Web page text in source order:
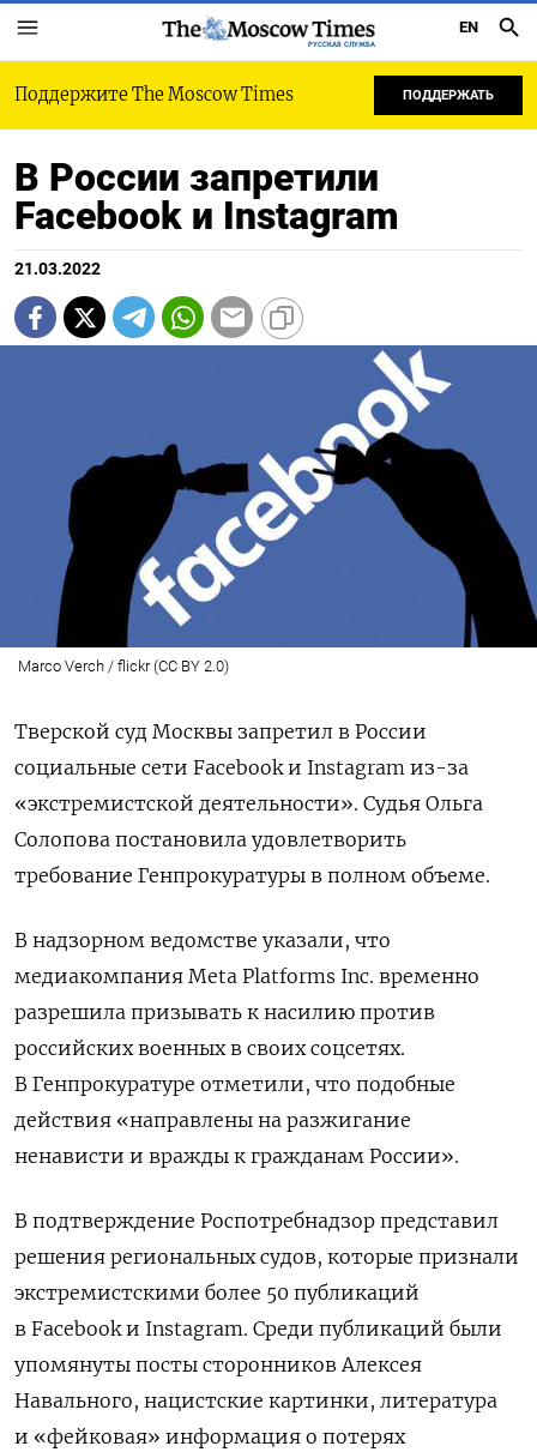
РУССКАЯ СЛУЖБА
EN
Поддержите The Moscow Times ПОДДЕРЖАТЬ
В России запретили
Facebook и Instagram
21.03.2022
Marco Verch / flickr (CC BY 2.0)
Тверской суд Москвы запретил в России
социальные сети Facebook и Instagram из-за
«экстремистской деятельности». Судья Ольга
Солопова постановила удовлетворить
требование Генпрокуратуры в полном объеме.
В надзорном ведомстве указали, что
медиакомпания Meta Platforms Inc. временно
разрешила призывать к насилию против
российских военных в своих соцсетях.
В Генпрокуратуре отметили, что подобные
действия «направлены на разжигание
ненависти и вражды к гражданам России».
В подтверждение Роспотребнадзор представил
решения региональных судов, которые признали
экстремистскими более 50 публикаций
в Facebook и Instagram. Среди публикаций были
упомянуты посты сторонников Алексея
Навального, нацистские картинки, литература
и «фейковая» информация о потерях